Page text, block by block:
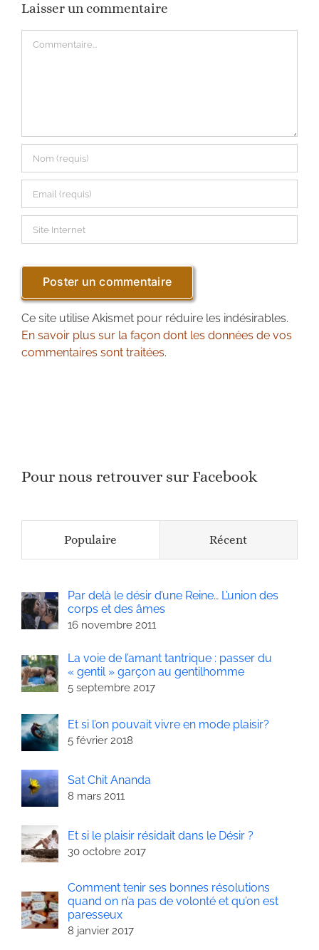
Laisser un commentaire
Ce site utilise Akismet pour réduire les indésirables.
En savoir plus sur la façon dont les données de vos
commentaires sont traitées.
Pour nous retrouver sur Facebook
Populaire Récent
Par delà le désir d’une Reine… L’union des
corps et des âmes
16 novembre 2011
La voie de l’amant tantrique : passer du
« gentil » garçon au gentilhomme
5 septembre 2017
Et si l’on pouvait vivre en mode plaisir?
5 février 2018
Sat Chit Ananda
8 mars 2011
Et si le plaisir résidait dans le Désir ?
30 octobre 2017
Comment tenir ses bonnes résolutions
quand on n’a pas de volonté et qu’on est
paresseux
8 janvier 2017